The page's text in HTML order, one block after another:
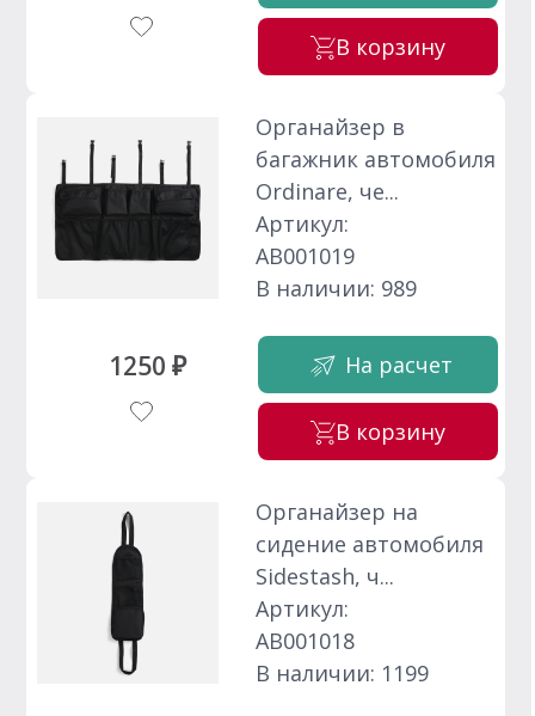
В корзину
1250 ₽
Органайзер в
багажник автомобиля
Ordinare, че...
Артикул:
АВ001019
В наличии: 989
На расчет
В корзину
Органайзер на
сидение автомобиля
Sidestash, ч...
Артикул:
АВ001018
В наличии: 1199